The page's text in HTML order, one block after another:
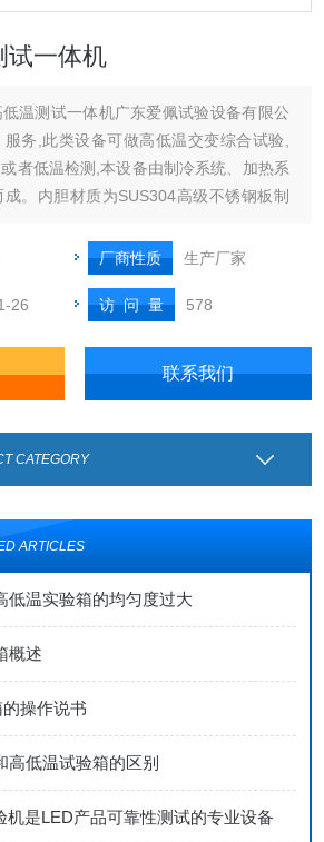
试一体机
低温测试一体机广东爱佩试验设备有限公
务,此类设备可做高低温交变综合试验,
者低温检测,本设备由制冷系统、加热系
。内胆材质为SUS304高级不锈钢板制
温调湿方式及多种安全保护功能。
厂商性质 生产厂家
26 访 问 量 578
联系我们
CATEGORY
ARTICLES
低温实验箱的均匀度过大
概述
操作说书
高低温试验箱的区别
机是LED产品可靠性测试的专业设备